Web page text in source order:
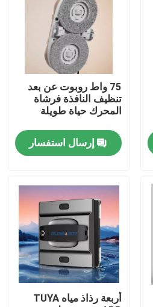
75 واط روبوت عن بعد
تنظيف النافذة فرشاة
المحرك حياة طويلة
إرسال استفسار
أربعة رذاذ مياه TUYA